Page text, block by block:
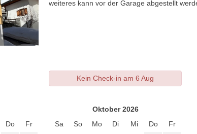
weiteres kann vor der Garage abgestellt
Kein Check-in am 6 Aug
Do
Fr
Oktober 2026
Sa
So Mo Di Mi Do
Fr